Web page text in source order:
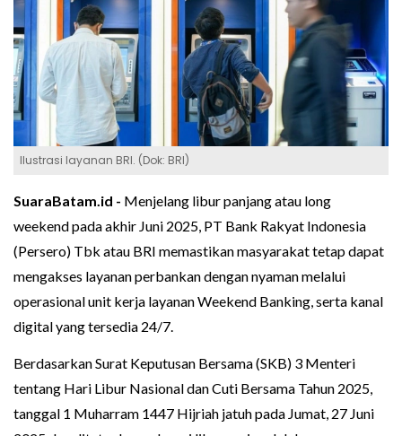
Ilustrasi layanan BRI. (Dok: BRI)
SuaraBatam.id - Menjelang libur panjang atau long
weekend pada akhir Juni 2025, PT Bank Rakyat Indonesia
(Persero) Tbk atau BRI memastikan masyarakat tetap dapat
mengakses layanan perbankan dengan nyaman melalui
operasional unit kerja layanan Weekend Banking, serta kanal
digital yang tersedia 24/7.
Berdasarkan Surat Keputusan Bersama (SKB) 3 Menteri
tentang Hari Libur Nasional dan Cuti Bersama Tahun 2025,
tanggal 1 Muharram 1447 Hijriah jatuh pada Jumat, 27 Juni